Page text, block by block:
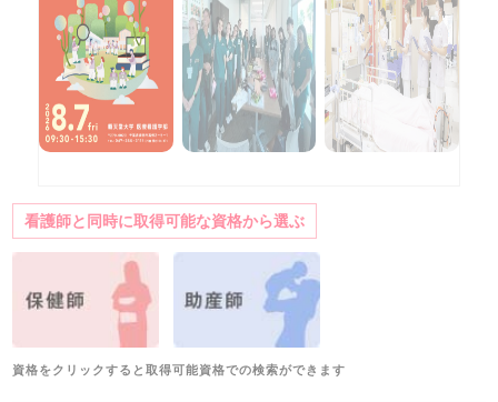
看護師と同時に取得可能な資格から選ぶ
資格をクリックすると取得可能資格での検索ができます